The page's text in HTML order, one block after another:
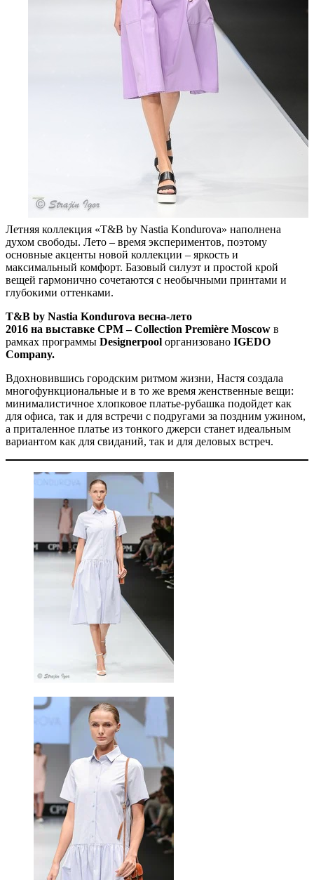
Летняя коллекция «T&B by Nastia Kondurova» наполнена
духом свободы. Лето – время экспериментов, поэтому
основные акценты новой коллекции – яркость и
максимальный комфорт. Базовый силуэт и простой крой
вещей гармонично сочетаются с необычными принтами и
глубокими оттенками.
T&B by Nastia Kondurova весна-лето
2016 на выставке CPM – Collection Première Moscow в
рамках программы Designerpool организовано IGEDO
Company.
Вдохновившись городским ритмом жизни, Настя создала
многофункциональные и в то же время женственные вещи:
минималистичное хлопковое платье-рубашка подойдет как
для офиса, так и для встречи с подругами за поздним ужином,
а приталенное платье из тонкого джерси станет идеальным
вариантом как для свиданий, так и для деловых встреч.